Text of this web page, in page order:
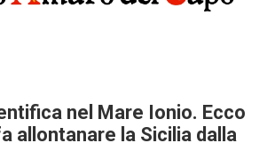
nel Mare Ionio. Ecco
allontanare la Sicilia dalla